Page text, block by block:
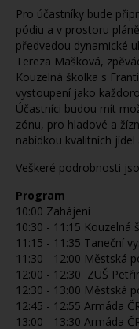
Pro účastníky bude
pódiu a v prostoru
předvedou dynamické
Tereza Mašková,
Kouzelná školka s
vystoupení jako
Účastníci budou mít
zónu, pro hladové a
nabídkou kvalitních
Veškeré podrobnosti
Program
10:00 Zahájení
10:30 - 11:15 Kouzelná
11:15 - 11:35 Taneční
11:30 - 12:00 Městská
12:00 - 12:30 ZUŠ
12:30 - 13:00 Městská
12:45 - 12:55 Armáda
13:00 - 13:30 Armáda